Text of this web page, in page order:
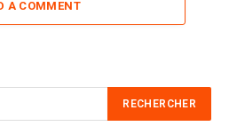
A COMMENT